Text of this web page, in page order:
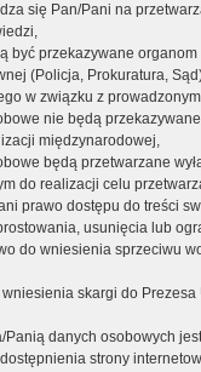
się Pan/Pani na
być przekazywane
(Policja, Prokuratura,
w związku z
nie będą
międzynarodowej,
będą przetwarzane
do realizacji celu
prawo dostępu do treści
usunięcia lub
do wniesienia sprzeciwu
skargi do Prezesa
danych osobowych
strony